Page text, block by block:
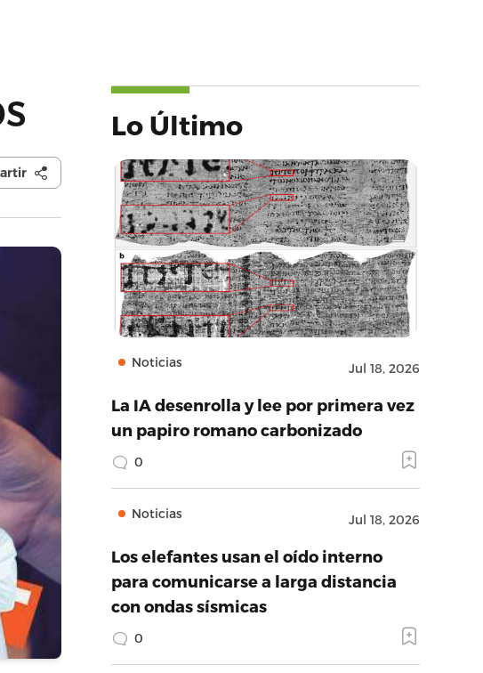
Lo Último
Noticias Jul 18, 2026
La IA desenrolla y lee por primera vez
un papiro romano carbonizado
0
Noticias Jul 18, 2026
Los elefantes usan el oído interno
para comunicarse a larga distancia
con ondas sísmicas
0